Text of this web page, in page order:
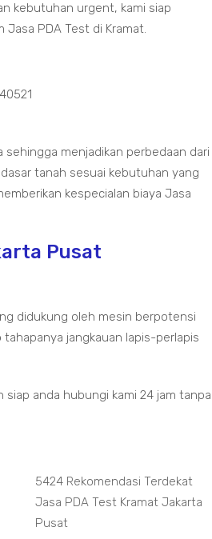
kebutuhan urgent, kami siap
Jasa PDA Test di Kramat.
menjadikan perbedaan dari
tanah sesuai kebutuhan yang
kespecialan biaya Jasa
Pusat
didukung oleh mesin berpotensi
jangkauan lapis-perlapis
anda hubungi kami 24 jam tanpa
5424 Rekomendasi Terdekat
Jasa PDA Test Kramat Jakarta
Pusat